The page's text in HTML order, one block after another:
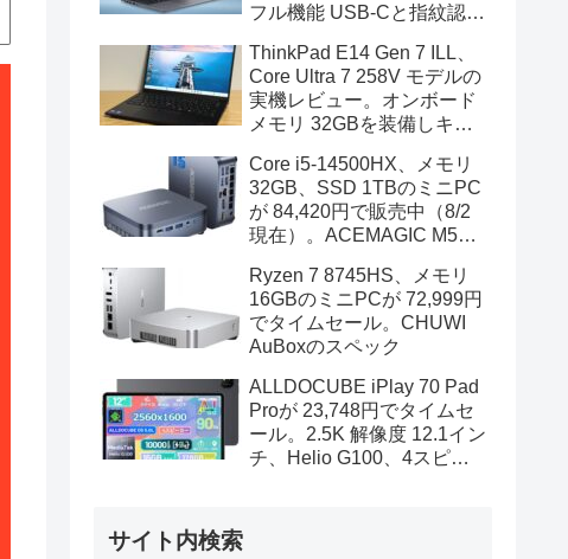
フル機能 USB-Cと指紋認証
ThinkPad E14 Gen 7 ILL、
Core Ultra 7 258V モデルの
実機レビュー。オンボード
メモリ 32GBを装備しキビ
Core i5-14500HX、メモリ
32GB、SSD 1TBのミニPC
が 84,420円で販売中（8/2
現在）。ACEMAGIC M5の
Ryzen 7 8745HS、メモリ
16GBのミニPCが 72,999円
でタイムセール。CHUWI
AuBoxのスペック
ALLDOCUBE iPlay 70 Pad
Proが 23,748円でタイムセ
ール。2.5K 解像度 12.1イン
チ、Helio G100、4スピー
サイト内検索